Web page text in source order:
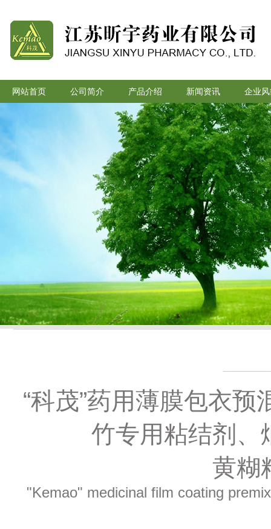
网站首页 公司简介 产品介绍 新闻资讯 企业
“科茂”药用薄膜包衣
竹专用粘结剂、
黄糊
"Kemao" medicinal film coating